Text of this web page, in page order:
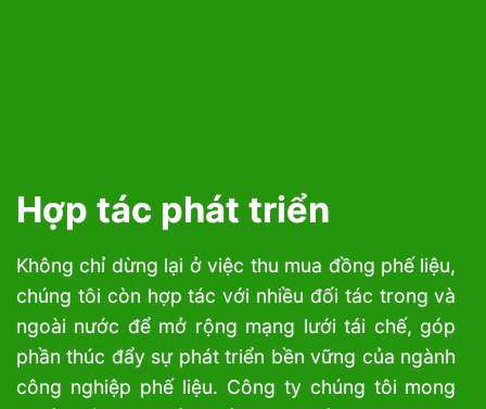
Hợp tác phát triển
Không chỉ dừng lại ở việc thu mua đồng phế liệu,
chúng tôi còn hợp tác với nhiều đối tác trong và
ngoài nước để mở rộng mạng lưới tái chế, góp
phần thúc đẩy sự phát triển bền vững của ngành
công nghiệp phế liệu. Công ty chúng tôi mong